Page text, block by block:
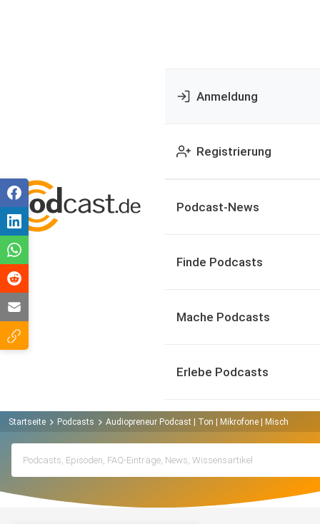
Anmeldung
Registrierung
Podcast-News
Finde Podcasts
Mache Podcasts
Erlebe Podcasts
Startseite Podcasts Audiopreneur Podcast | Ton | Mikrofone | Mischpulte |